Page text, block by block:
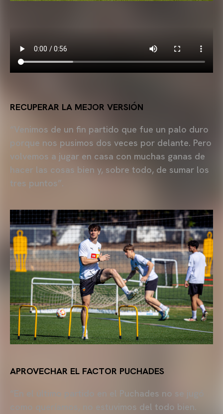
RECUPERAR LA MEJOR VERSIÓN
“Venimos de un fin partido que fue un palo duro
porque nos pusimos dos veces por delante. Pero
volvemos a jugar en casa con muchas ganas de
hacer las cosas bien y, sobre todo, de sumar los
tres puntos”.
APROVECHAR EL FACTOR PUCHADES
“En el último partido en el Puchades no se jugó
como queríamos, no estuvimos del todo bien.